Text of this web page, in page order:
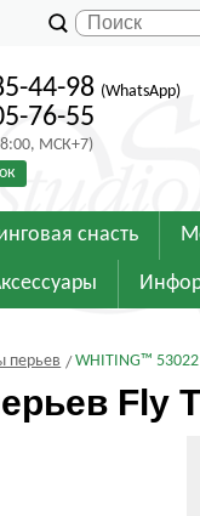
44-98 (WhatsApp)
76-55
МСК+7)
снасть
перьев WHITING™ 53022
Fly